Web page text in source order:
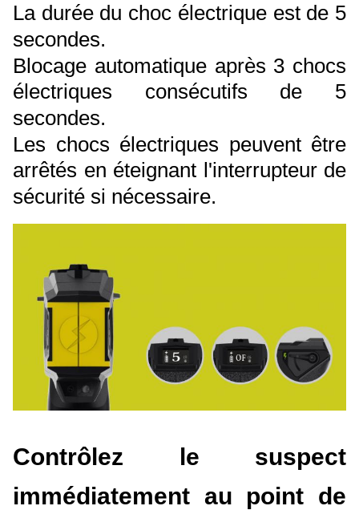
La durée du choc électrique est de 5
secondes.
Blocage automatique après 3 chocs
électriques consécutifs de 5
secondes.
Les chocs électriques peuvent être
arrêtés en éteignant l'interrupteur de
sécurité si nécessaire.
Contrôlez le suspect
immédiatement au point de